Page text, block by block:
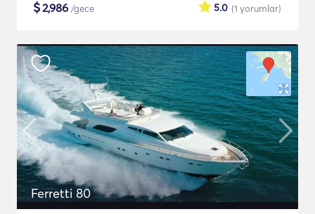
$2,986 /gece (1 yorumlar)
5.0
Ferretti 80